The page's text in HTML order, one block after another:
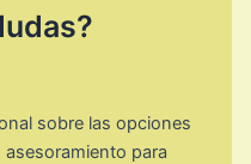
sobre las opciones
para